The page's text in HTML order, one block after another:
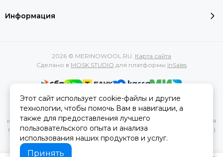
Информация
2026 © MERINOWOOL.RU. Карта сайта
Сделано в MOSK.STUDIO для платформы InSales
Вся представленная на сайте информация, касающаяся
характеристик, стоимости товаров и услуг, носит
информационный характер и ни при каких условиях не является
публичной офертой, определяемой положениями Статьи 437(2)
Гражданского кодекса РФ.
Этот сайт использует cookie-файлы и другие
технологии, чтобы помочь Вам в навигации, а
также для предоставления лучшего
пользовательского опыта и анализа
использования наших продуктов и услуг.
Принять